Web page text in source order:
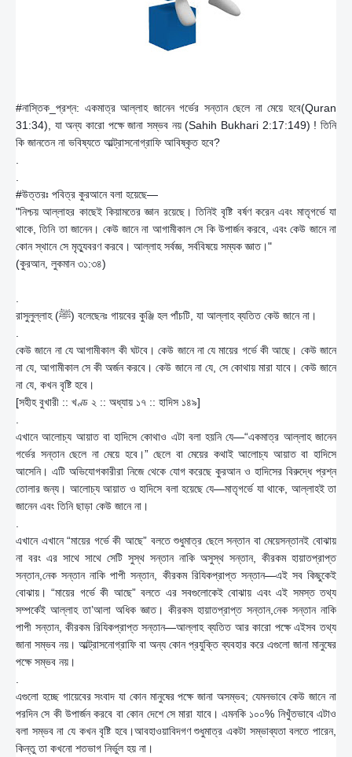
#নাস্তিক_প্রশ্ন: একমাত্র আল্লাহ জানেন গর্ভের সন্তান ছেলে না মেয়ে হবে(Quran
31:34), যা অন্য কারো পক্ষে জানা সম্ভব নয় (Sahih Bukhari 2:17:149) ! তিনি
কি জানতেন না ভবিষ্যতে আল্ট্রাসনোগ্রাফি আবিষ্কৃত হবে?
#উত্তরঃ পবিত্র কুরআনে বলা হয়েছে—
"নিশ্চয় আল্লাহর কাছেই কিয়ামতের জ্ঞান রয়েছে। তিনিই বৃষ্টি বর্ষণ করেন এবং মাতৃগর্ভে যা
থাকে, তিনি তা জানেন। কেউ জানে না আগামীকাল সে কি উপার্জন করবে, এবং কেউ জানে না
কোন স্থানে সে মৃত্যুবরণ করবে। আল্লাহ সর্বজ্ঞ, সর্ববিষয়ে সম্যক জ্ঞাত।"
(কুরআন, লুকমান ৩১:৩৪)
রাসুলুল্লাহ (ﷺ) বলেছেনঃ গায়বের কুঞ্জি হল পাঁচটি, যা আল্লাহ ব্যতিত কেউ জানে না।
কেউ জানে না যে আগামীকাল কী ঘটবে। কেউ জানে না যে মায়ের গর্ভে কী আছে। কেউ জানে
না যে, আগামীকাল সে কী অর্জন করবে। কেউ জানে না যে, সে কোথায় মারা যাবে। কেউ জানে
না যে, কখন বৃষ্টি হবে।
[সহীহ বুখারী :: খণ্ড ২ :: অধ্যায় ১৭ :: হাদিস ১৪৯]
এখানে আলোচ্য আয়াত বা হাদিসে কোথাও এটা বলা হয়নি যে—“একমাত্র আল্লাহ জানেন
গর্ভের সন্তান ছেলে না মেয়ে হবে।” ছেলে বা মেয়ের কথাই আলোচ্য আয়াত বা হাদিসে
আসেনি। এটি অভিযোগকারীরা নিজে থেকে যোগ করেছে কুরআন ও হাদিসের বিরুদ্ধে প্রশ্ন
তোলার জন্য। আলোচ্য আয়াত ও হাদিসে বলা হয়েছে যে—মাতৃগর্ভে যা থাকে, আল্লাহই তা
জানেন এবং তিনি ছাড়া কেউ জানে না।
এখানে এখানে “মায়ের গর্ভে কী আছে” বলতে শুধুমাত্র ছেলে সন্তান বা মেয়েসন্তানই বোঝায়
না বরং এর সাথে সাথে সেটি সুস্থ সন্তান নাকি অসুস্থ সন্তান, কীরকম হায়াতপ্রাপ্ত
সন্তান,নেক সন্তান নাকি পাপী সন্তান, কীরকম রিযিকপ্রাপ্ত সন্তান—এই সব কিছুকেই
বোঝায়। “মায়ের গর্ভে কী আছে” বলতে এর সবগুলোকেই বোঝায় এবং এই সমস্ত তথ্য
সম্পর্কেই আল্লাহ তা’আলা অধিক জ্ঞাত। কীরকম হায়াতপ্রাপ্ত সন্তান,নেক সন্তান নাকি
পাপী সন্তান, কীরকম রিযিকপ্রাপ্ত সন্তান—আল্লাহ ব্যতিত আর কারো পক্ষে এইসব তথ্য
জানা সম্ভব নয়। আল্ট্রাসনোগ্রাফি বা অন্য কোন প্রযুক্তি ব্যবহার করে এগুলো জানা মানুষের
পক্ষে সম্ভব নয়।
এগুলো হচ্ছে গায়েবের সংবাদ যা কোন মানুষের পক্ষে জানা অসম্ভব; যেমনভাবে কেউ জানে না
পরদিন সে কী উপার্জন করবে বা কোন দেশে সে মারা যাবে। এমনকি ১০০% নিখুঁতভাবে এটাও
বলা সম্ভব না যে কখন বৃষ্টি হবে।আবহাওয়াবিদগণ শুধুমাত্র একটা সম্ভাব্যতা বলতে পারেন,
কিন্তু তা কখনো শতভাগ নির্ভুল হয় না।